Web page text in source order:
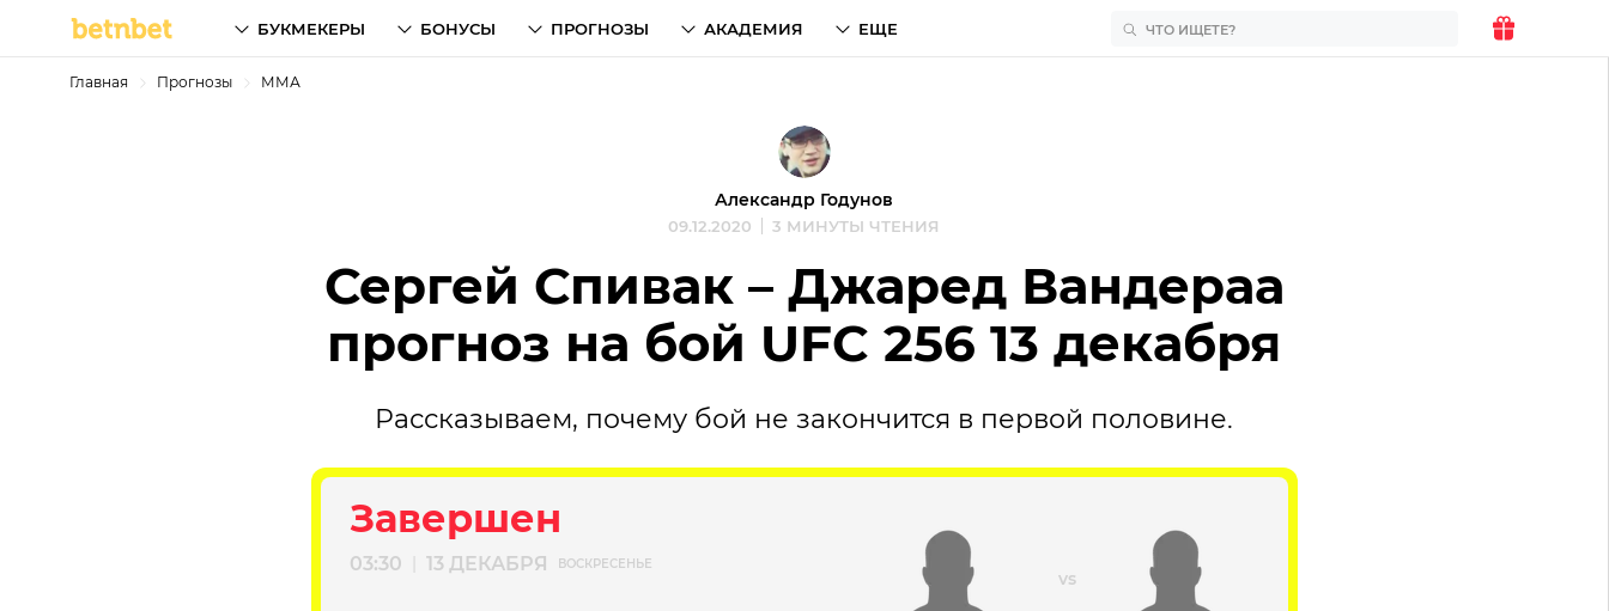
БУКМЕКЕРЫ БОНУСЫ ПРОГНОЗЫ АКАДЕМИЯ ЕЩЕ
Главная Прогнозы ММА
Александр Годунов
09.12.2020 3 МИНУТЫ ЧТЕНИЯ
Сергей Спивак – Джаред Вандераа
прогноз на бой UFC 256 13 декабря
Рассказываем, почему бой не закончится в первой половине.
Завершен
03:30 13 ДЕКАБРЯ ВОСКРЕСЕНЬЕ